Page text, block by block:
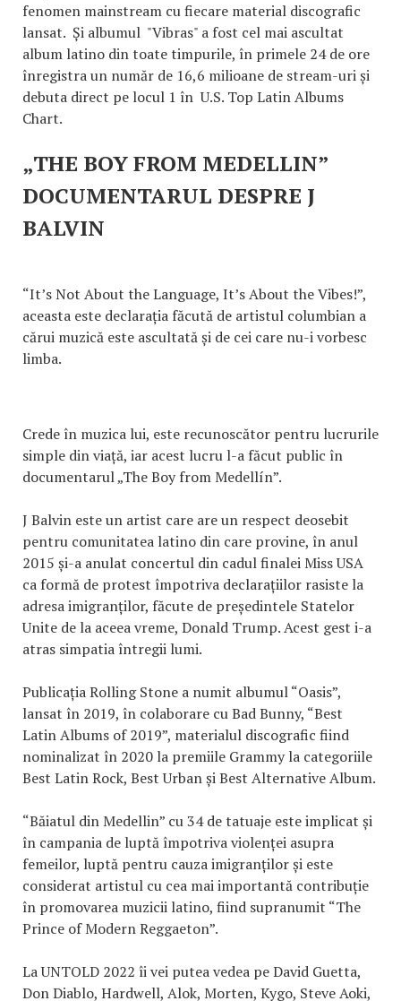
fenomen mainstream cu fiecare material discografic
lansat. Și albumul "Vibras" a fost cel mai ascultat
album latino din toate timpurile, în primele 24 de ore
înregistra un număr de 16,6 milioane de stream-uri și
debuta direct pe locul 1 în U.S. Top Latin Albums
Chart.
„THE BOY FROM MEDELLIN”
DOCUMENTARUL DESPRE J
BALVIN
“It’s Not About the Language, It’s About the Vibes!”,
aceasta este declarația făcută de artistul columbian a
cărui muzică este ascultată și de cei care nu-i vorbesc
limba.
Crede în muzica lui, este recunoscător pentru lucrurile
simple din viață, iar acest lucru l-a făcut public în
documentarul „The Boy from Medellín”.
J Balvin este un artist care are un respect deosebit
pentru comunitatea latino din care provine, în anul
2015 și-a anulat concertul din cadul finalei Miss USA
ca formă de protest împotriva declarațiilor rasiste la
adresa imigranților, făcute de președintele Statelor
Unite de la aceea vreme, Donald Trump. Acest gest i-a
atras simpatia întregii lumi.
Publicația Rolling Stone a numit albumul “Oasis”,
lansat în 2019, în colaborare cu Bad Bunny, “Best
Latin Albums of 2019”, materialul discografic fiind
nominalizat în 2020 la premiile Grammy la categoriile
Best Latin Rock, Best Urban și Best Alternative Album.
“Băiatul din Medellin” cu 34 de tatuaje este implicat și
în campania de luptă împotriva violenței asupra
femeilor, luptă pentru cauza imigranților și este
considerat artistul cu cea mai importantă contribuție
în promovarea muzicii latino, fiind supranumit “The
Prince of Modern Reggaeton”.
La UNTOLD 2022 îi vei putea vedea pe David Guetta,
Don Diablo, Hardwell, Alok, Morten, Kygo, Steve Aoki,